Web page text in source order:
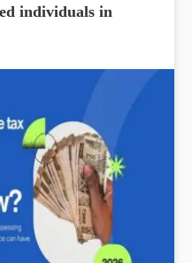
individuals in